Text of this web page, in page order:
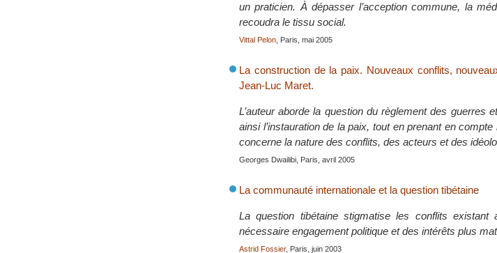
un praticien. À dépasser l’acception commune, la
recoudra le tissu social.
Vittal Pelon , Paris, mai 2005
La construction de la paix. Nouveaux conflits,
Jean-Luc Maret.
L’auteur aborde la question du règlement des guerres
ainsi l’instauration de la paix, tout en prenant en
concerne la nature des conflits, des acteurs et des
Georges Dwailibi, Paris, avril 2005
La communauté internationale et la question tibétaine
La question tibétaine stigmatise les conflits
nécessaire engagement politique et des intérêts plus
Astrid Fossier, Paris, juin 2003